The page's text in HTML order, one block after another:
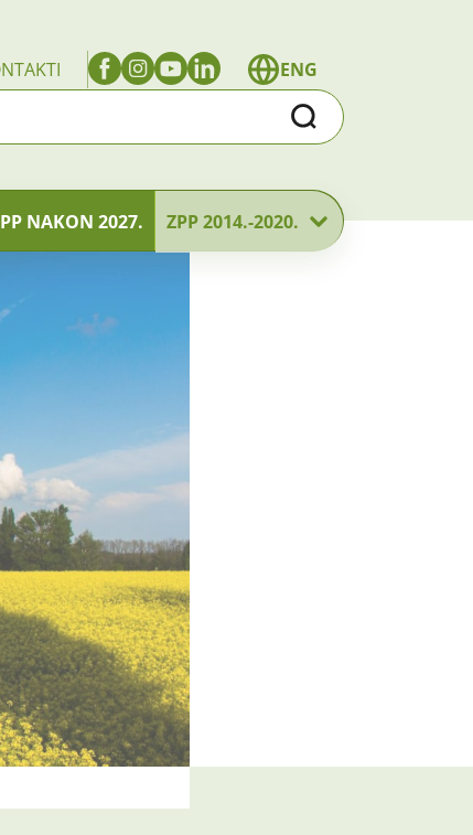
ENG
Traži
NAKON 2027. ZPP 2014.-2020.